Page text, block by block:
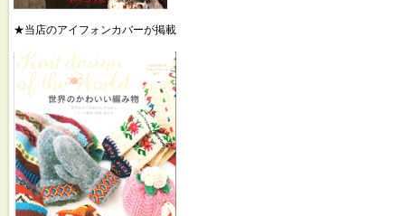
★当店のアイフォンカバーが掲載